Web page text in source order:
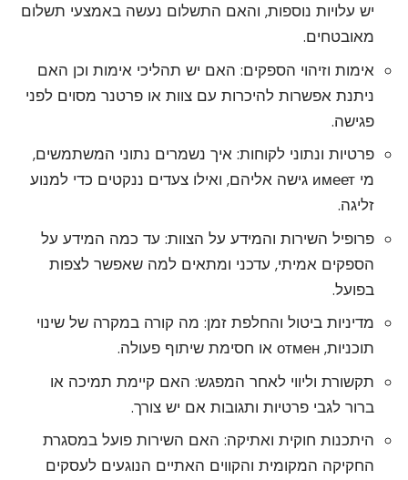
יש עלויות נוספות, והאם התשלום נעשה באמצעי תשלום
מאובטחים.
אימות וזיהוי הספקים: האם יש תהליכי אימות וכן האם
ניתנת אפשרות להיכרות עם צוות או פרטנר מסוים לפני
פגישה.
פרטיות ונתוני לקוחות: איך נשמרים נתוני המשתמשים,
מי имеет גישה אליהם, ואילו צעדים ננקטים כדי למנוע
זליגה.
פרופיל השירות והמידע על הצוות: עד כמה המידע על
הספקים אמיתי, עדכני ומתאים למה שאפשר לצפות
בפועל.
מדיניות ביטול והחלפת זמן: מה קורה במקרה של שינוי
תוכניות, отмен או חסימת שיתוף פעולה.
תקשורת וליווי לאחר המפגש: האם קיימת תמיכה או
ברור לגבי פרטיות ותגובות אם יש צורך.
היתכנות חוקית ואתיקה: האם השירות פועל במסגרת
החקיקה המקומית והקווים האתיים הנוגעים לעסקים